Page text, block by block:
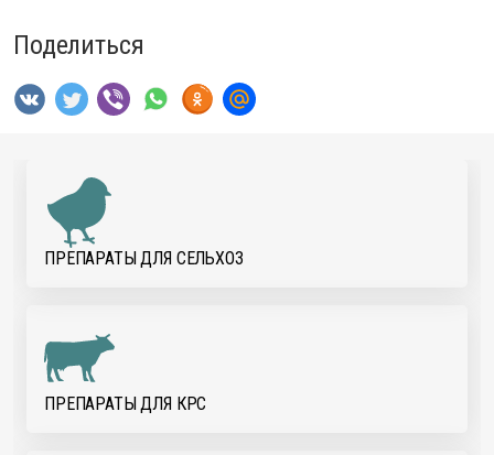
Поделиться
ПРЕПАРАТЫ ДЛЯ CЕЛЬХОЗ
ПРЕПАРАТЫ ДЛЯ КРС